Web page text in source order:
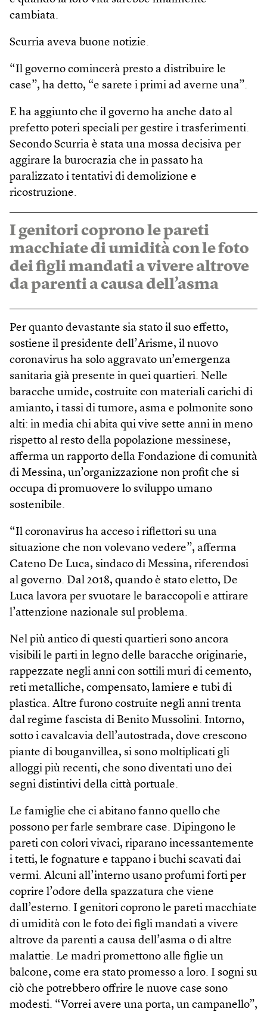
cambiata.
Scurria aveva buone notizie.
“Il governo comincerà presto a distribuire le
case”, ha detto, “e sarete i primi ad averne una”.
E ha aggiunto che il governo ha anche dato al
prefetto poteri speciali per gestire i trasferimenti.
Secondo Scurria è stata una mossa decisiva per
aggirare la burocrazia che in passato ha
paralizzato i tentativi di demolizione e
ricostruzione.
I genitori coprono le pareti
macchiate di umidità con le foto
dei figli mandati a vivere altrove
da parenti a causa dell’asma
Per quanto devastante sia stato il suo effetto,
sostiene il presidente dell’Arisme, il nuovo
coronavirus ha solo aggravato un’emergenza
sanitaria già presente in quei quartieri. Nelle
baracche umide, costruite con materiali carichi di
amianto, i tassi di tumore, asma e polmonite sono
alti: in media chi abita qui vive sette anni in meno
rispetto al resto della popolazione messinese,
afferma un rapporto della Fondazione di comunità
di Messina, un’organizzazione non profit che si
occupa di promuovere lo sviluppo umano
sostenibile.
“Il coronavirus ha acceso i riflettori su una
situazione che non volevano vedere”, afferma
Cateno De Luca, sindaco di Messina, riferendosi
al governo. Dal 2018, quando è stato eletto, De
Luca lavora per svuotare le baraccopoli e attirare
l’attenzione nazionale sul problema.
Nel più antico di questi quartieri sono ancora
visibili le parti in legno delle baracche originarie,
rappezzate negli anni con sottili muri di cemento,
reti metalliche, compensato, lamiere e tubi di
plastica. Altre furono costruite negli anni trenta
dal regime fascista di Benito Mussolini. Intorno,
sotto i cavalcavia dell’autostrada, dove crescono
piante di bouganvillea, si sono moltiplicati gli
alloggi più recenti, che sono diventati uno dei
segni distintivi della città portuale.
Le famiglie che ci abitano fanno quello che
possono per farle sembrare case. Dipingono le
pareti con colori vivaci, riparano incessantemente
i tetti, le fognature e tappano i buchi scavati dai
vermi. Alcuni all’interno usano profumi forti per
coprire l’odore della spazzatura che viene
dall’esterno. I genitori coprono le pareti macchiate
di umidità con le foto dei figli mandati a vivere
altrove da parenti a causa dell’asma o di altre
malattie. Le madri promettono alle figlie un
balcone, come era stato promesso a loro. I sogni su
ciò che potrebbero offrire le nuove case sono
modesti. “Vorrei avere una porta, un campanello”,